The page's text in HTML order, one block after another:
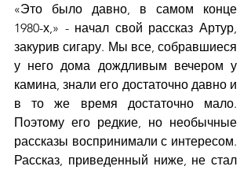
«Это было давно, в самом конце
1980-х,» - начал свой рассказ Артур,
закурив сигару. Мы все, собравшиеся
у него дома дождливым вечером у
камина, знали его достаточно давно и
в то же время достаточно мало.
Поэтому его редкие, но необычные
рассказы воспринимали с интересом.
Рассказ, приведенный ниже, не стал